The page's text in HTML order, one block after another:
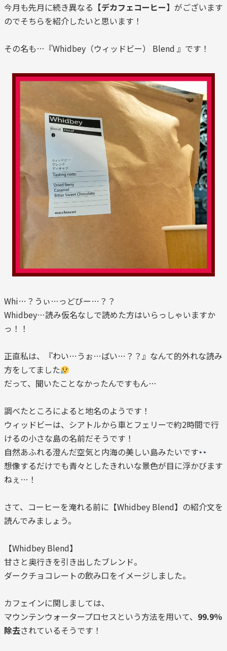
今月も先月に続き異なる 【デカフェコーヒー】 がございます
のでそちらを紹介したいと思います！
その名も…『Whidbey（ウィッドビー） Blend 』です！
Whi…？うぃ…っどびー…？？
Whidbey…読み仮名なしで読めた方はいらっしゃいますか
っ！！
正直私は、『わい…うぉ…ばい…？？』なんて的外れな読み
方をしてました
だって、聞いたことなかったんですもん…
調べたところによると地名のようです！
ウィッドビーは、シアトルから車とフェリーで約2時間で行
けるの小さな島の名前だそうです！
自然あふれる澄んだ空気と内海の美しい島みたいです
想像するだけでも青々としたきれいな景色が目に浮かびます
ねぇ…！
さて、コーヒーを淹れる前に【Whidbey Blend】の紹介文を
読んでみましょう。
【Whidbey Blend】
甘さと奥行きを引き出したブレンド。
ダークチョコレートの飲み口をイメージしました。
カフェインに関しましては、
マウンテンウォータープロセスという方法を用いて、 99.9％
除去されているそうです！